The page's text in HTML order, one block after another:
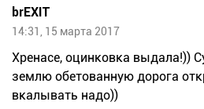
brEXIT
14:31, 15 марта 2017
Хренасе, оцинковка выдала!))
землю обетованную дорога
вкалывать надо))